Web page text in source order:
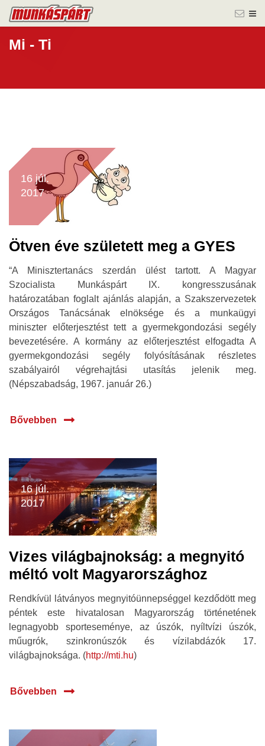
Mi - Ti
16 júl.
2017
Ötven éve született meg a GYES
“A Minisztertanács szerdán ülést tartott. A Magyar
Szocialista Munkáspárt IX. kongresszusának
határozatában foglalt ajánlás alapján, a Szakszervezetek
Országos Tanácsának elnöksége és a munkaügyi
miniszter előterjesztést tett a gyermekgondozási segély
bevezetésére. A kormány az előterjesztést elfogadta A
gyermekgondozási segély folyósításának részletes
szabályairól végrehajtási utasítás jelenik meg.
(Népszabadság, 1967. január 26.)
Bővebben
16 júl.
2017
Vizes világbajnokság: a megnyitó
méltó volt Magyarországhoz
Rendkívül látványos megnyitóünnepséggel kezdődött meg
péntek este hivatalosan Magyarország történetének
legnagyobb sporteseménye, az úszók, nyíltvízi úszók,
műugrók, szinkronúszók és vízilabdázók 17.
világbajnoksága. (http://mti.hu)
Bővebben